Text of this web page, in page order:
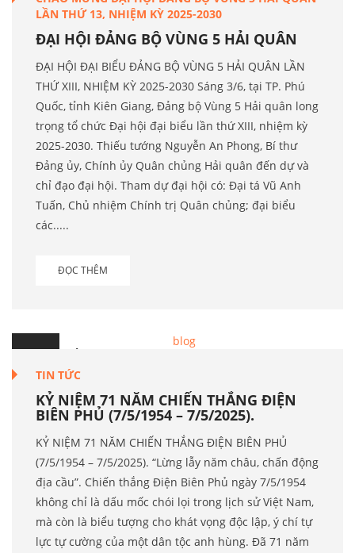
LẦN THỨ 13, NHIỆM KỲ 2025-2030
ĐẠI HỘI ĐẢNG BỘ VÙNG 5 HẢI QUÂN
ĐẠI HỘI ĐẠI BIỂU ĐẢNG BỘ VÙNG 5 HẢI QUÂN LẦN
THỨ XIII, NHIỆM KỲ 2025-2030 Sáng 3/6, tại TP. Phú
Quốc, tỉnh Kiên Giang, Đảng bộ Vùng 5 Hải quân long
trọng tổ chức Đại hội đại biểu lần thứ XIII, nhiệm kỳ
2025-2030. Thiếu tướng Nguyễn An Phong, Bí thư
Đảng ủy, Chính ủy Quân chủng Hải quân đến dự và
chỉ đạo đại hội. Tham dự đại hội có: Đại tá Vũ Anh
Tuấn, Chủ nhiệm Chính trị Quân chủng; đại biểu
các.....
ĐỌC THÊM
7 Th.5
TIN TỨC
KỶ NIỆM 71 NĂM CHIẾN THẮNG ĐIỆN
BIÊN PHỦ (7/5/1954 – 7/5/2025).
KỶ NIỆM 71 NĂM CHIẾN THẮNG ĐIỆN BIÊN PHỦ
(7/5/1954 – 7/5/2025). “Lừng lẫy năm châu, chấn động
địa cầu”. Chiến thắng Điện Biên Phủ ngày 7/5/1954
không chỉ là dấu mốc chói lọi trong lịch sử Việt Nam,
mà còn là biểu tượng cho khát vọng độc lập, ý chí tự
lực tự cường của một dân tộc anh hùng. Đã 71 năm